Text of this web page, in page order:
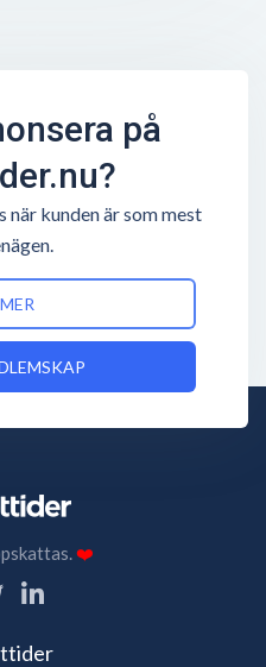
på
kunden är som mest
❤️